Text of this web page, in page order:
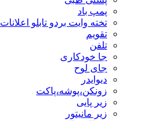
پمپ باد
تخته وایت بردو تابلو اعلانات
تقویم
تلفن
جا خودکاری
جای لوح
دیوایدر
زونکن،پوشه،پاکت
زیر پایی
زیر مانیتور